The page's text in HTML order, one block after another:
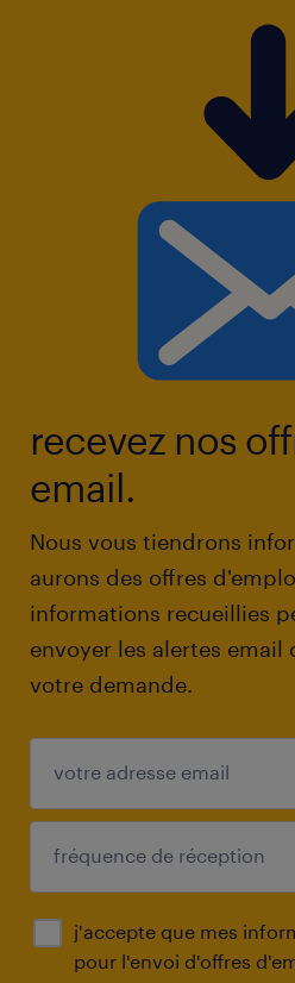
recevez nos
email.
Nous vous tiendrons
aurons des offres
informations recueillies
envoyer les alertes email
votre demande.
j'accepte que mes
pour l'envoi d'offres